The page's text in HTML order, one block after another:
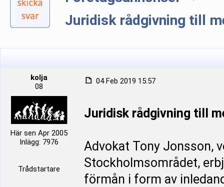
Juridisk rådgivning till
kolja
08
Här sen Apr 2005
Inlägg: 7976
Trådstartare
04 Feb 2019 15:57
Juridisk rådgivning till
Advokat Tony Jonsson,
Stockholmsområdet,
förmån i form av